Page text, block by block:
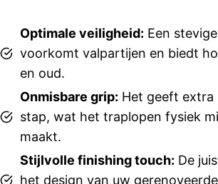
in de
showroo
m heeft
goed
geholpe
fijn met
ons
Optimale veiligheid: Een
voorkomt valpartijen en biedt
en oud.
Onmisbare grip: Het geeft extra
stap, wat het traplopen fysiek
maakt.
Stijlvolle finishing touch: De
het design van uw